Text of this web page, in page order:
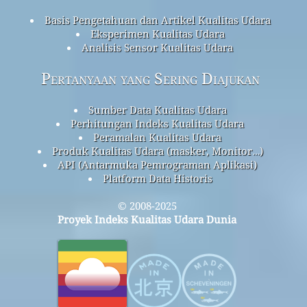
Basis Pengetahuan dan Artikel Kualitas Udara
Eksperimen Kualitas Udara
Analisis Sensor Kualitas Udara
Pertanyaan yang Sering Diajukan
Sumber Data Kualitas Udara
Perhitungan Indeks Kualitas Udara
Peramalan Kualitas Udara
Produk Kualitas Udara (masker, Monitor…)
API (Antarmuka Pemrograman Aplikasi)
Platform Data Historis
© 2008-2025
Proyek Indeks Kualitas Udara Dunia